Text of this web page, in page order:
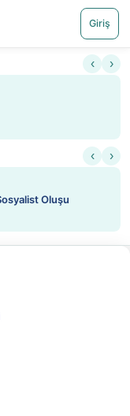
Giriş
‹ ›
‹ ›
▶